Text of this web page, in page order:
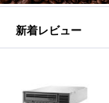
新着レビュー